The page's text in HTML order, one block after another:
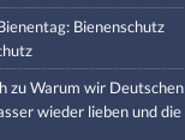
Bienenschutz
zuWarum wir Deutschen
wieder lieben und die